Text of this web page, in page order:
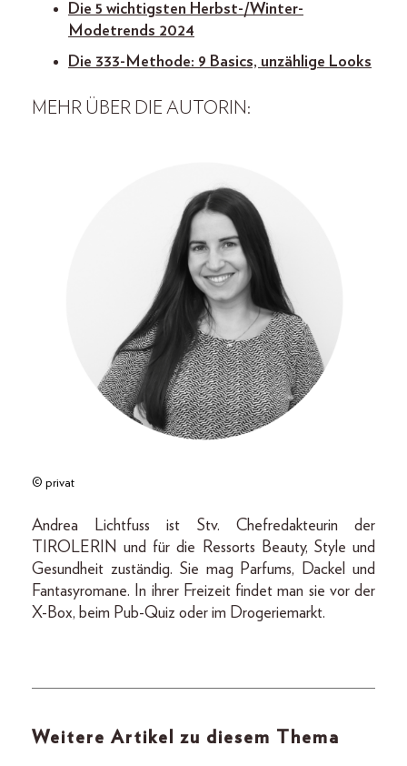
Die 5 wichtigsten Herbst-/Winter-
Modetrends 2024
Die 333-Methode: 9 Basics, unzählige Looks
MEHR ÜBER DIE AUTORIN:
© privat
Andrea Lichtfuss ist Stv. Chefredakteurin der
TIROLERIN und für die Ressorts Beauty, Style und
Gesundheit zuständig. Sie mag Parfums, Dackel und
Fantasyromane. In ihrer Freizeit findet man sie vor der
X-Box, beim Pub-Quiz oder im Drogeriemarkt.
Weitere Artikel zu diesem Thema